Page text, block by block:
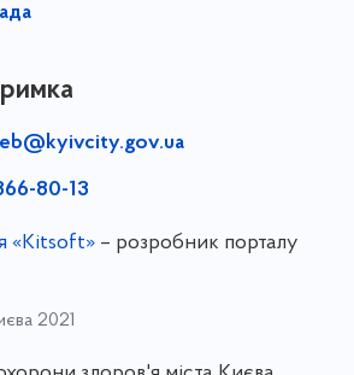
80-13
«Kitsoft»– розробник порталу
2021